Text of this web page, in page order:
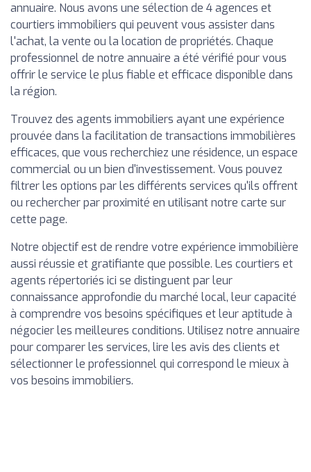
annuaire. Nous avons une sélection de 4 agences et
courtiers immobiliers qui peuvent vous assister dans
l'achat, la vente ou la location de propriétés. Chaque
professionnel de notre annuaire a été vérifié pour vous
offrir le service le plus fiable et efficace disponible dans
la région.
Trouvez des agents immobiliers ayant une expérience
prouvée dans la facilitation de transactions immobilières
efficaces, que vous recherchiez une résidence, un espace
commercial ou un bien d'investissement. Vous pouvez
filtrer les options par les différents services qu'ils offrent
ou rechercher par proximité en utilisant notre carte sur
cette page.
Notre objectif est de rendre votre expérience immobilière
aussi réussie et gratifiante que possible. Les courtiers et
agents répertoriés ici se distinguent par leur
connaissance approfondie du marché local, leur capacité
à comprendre vos besoins spécifiques et leur aptitude à
négocier les meilleures conditions. Utilisez notre annuaire
pour comparer les services, lire les avis des clients et
sélectionner le professionnel qui correspond le mieux à
vos besoins immobiliers.